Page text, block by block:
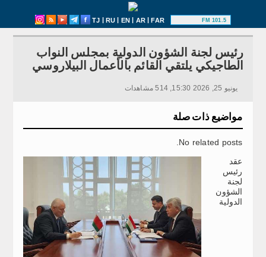
TJ | RU | EN | AR|FAR 101.5 FM
رئيس لجنة الشؤون الدولية بمجلس النواب
الطاجيكي يلتقي القائم بالأعمال البيلاروسي
يونيو 25, 2026 15:30, 514 مشاهدات
مواضيع ذات صلة
No related posts.
عقد
رئيس
لجنة
الشؤون
الدولية